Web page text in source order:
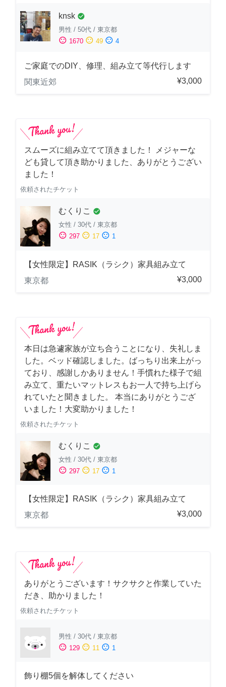
knsk check_circle
男性 / 50代 / 東京都
sentiment_satisfied 1670 sentiment_neutral 49 sentiment_dissatisfied 4
ご家庭でのDIY、修理、組み立て等代行します
関東近郊
¥3,000
スムーズに組み立てて頂きました！ メジャーな
ども貸して頂き助かりました、ありがとうござい
ました！
依頼されたチケット
むくりこ check_circle
女性 / 30代 / 東京都
sentiment_satisfied 297 sentiment_neutral 17 sentiment_dissatisfied 1
【女性限定】RASIK（ラシク）家具組み立て
東京都
¥3,000
本日は急遽家族が立ち合うことになり、失礼しま
した。ベッド確認しました。ばっちり出来上がっ
ており、感謝しかありません！手慣れた様子で組
み立て、重たいマットレスもお一人で持ち上げら
れていたと聞きました。 本当にありがとうござ
いました！大変助かりました！
依頼されたチケット
むくりこ check_circle
女性 / 30代 / 東京都
sentiment_satisfied 297 sentiment_neutral 17 sentiment_dissatisfied 1
【女性限定】RASIK（ラシク）家具組み立て
東京都
¥3,000
ありがとうございます！サクサクと作業していた
だき、助かりました！
依頼されたチケット
男性 / 30代 / 東京都
sentiment_satisfied 129 sentiment_neutral 11 sentiment_dissatisfied 1
飾り棚5個を解体してください